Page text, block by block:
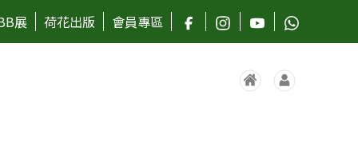
展 荷花出版 會員專區